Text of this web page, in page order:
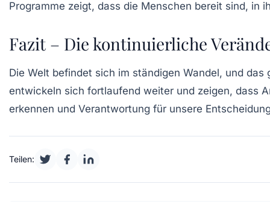
Programme zeigt, dass die Menschen bereit sind, in
Fazit – Die kontinuierliche
Die Welt befindet sich im ständigen Wandel, und
entwickeln sich fortlaufend weiter und zeigen, dass
erkennen und Verantwortung für unsere
Teilen: